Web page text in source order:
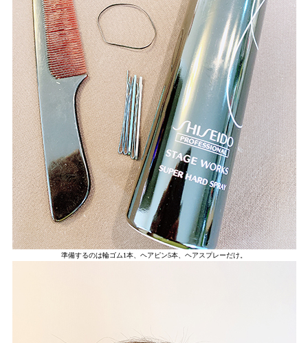
準備するのは輪ゴム1本、ヘアピン5本、ヘアスプレーだけ。